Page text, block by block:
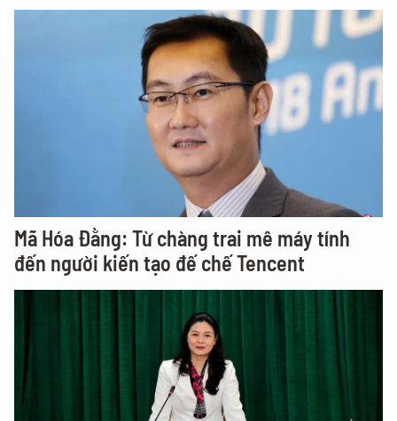
Mã Hóa Đằng: Từ chàng trai mê máy tính
đến người kiến tạo đế chế Tencent